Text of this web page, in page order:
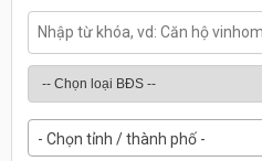
- Chọn tỉnh / thành phố -